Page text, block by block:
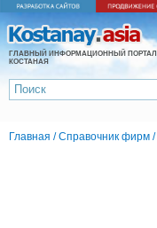
ГЛАВНЫЙ ИНФОРМАЦИОННЫЙ ПОРТАЛ
КОСТАНАЯ
Главная /Справочник фирм /